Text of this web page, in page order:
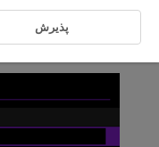
پذیرش